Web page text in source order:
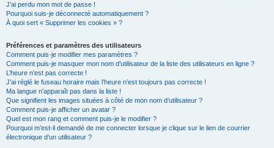
J’ai perdu mon mot de passe !
Pourquoi suis-je déconnecté automatiquement ?
À quoi sert « Supprimer les cookies » ?
Préférences et paramètres des utilisateurs
Comment puis-je modifier mes paramètres ?
Comment puis-je masquer mon nom d’utilisateur de la liste des utilisateurs en ligne ?
L’heure n’est pas correcte !
J’ai réglé le fuseau horaire mais l’heure n’est toujours pas correcte !
Ma langue n’apparaît pas dans la liste !
Que signifient les images situées à côté de mon nom d’utilisateur ?
Comment puis-je afficher un avatar ?
Quel est mon rang et comment puis-je le modifier ?
Pourquoi m’est-il demandé de me connecter lorsque je clique sur le lien de courrier
électronique d’un utilisateur ?